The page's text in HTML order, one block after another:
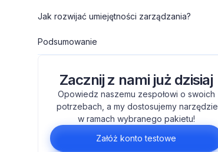
Jak rozwijać umiejętności zarządzania?
Podsumowanie
Zacznij z nami już dzisiaj
Opowiedz naszemu zespołowi o swoich
potrzebach, a my dostosujemy narzędzie
w ramach wybranego pakietu!
Załóż konto testowe